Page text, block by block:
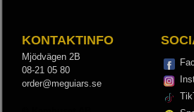
KONTAKTINFO
Mjödvägen 2B
08-21 05 80
order@meguiars.se